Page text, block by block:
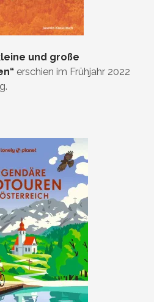
und große
erschien im Frühjahr 2022